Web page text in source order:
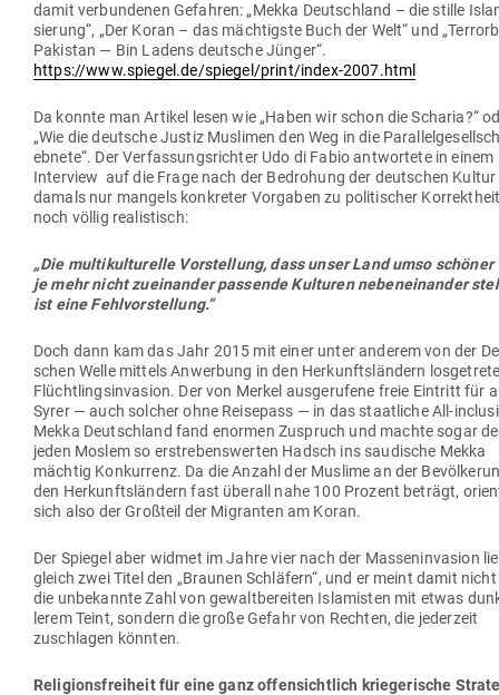
damit ver­bun­denen Gefahren: „Mekka Deutschland – die stille
sierung“, „Der Koran – das mäch­tigste Buch der Welt“ und
Pakistan — Bin Ladens deutsche Jünger“.
https://www.spiegel.de/spiegel/print/index-2007.html
Da konnte man Artikel lesen wie „Haben wir schon die Scharia?“
„Wie die deutsche Justiz Mus­limen den Weg in die
ebnete“. Der Ver­fas­sungs­richter Udo di Fabio ant­wortete in einem
Interview auf die Frage nach der Bedrohung der deut­schen Kultur
damals nur mangels kon­kreter Vor­gaben zu poli­ti­scher
noch völlig realistisch:
„Die mul­ti­kul­tu­relle Vor­stellung, dass unser Land umso schöner
je mehr nicht zuein­ander pas­sende Kul­turen neben­ein­ander
ist eine Fehlvorstellung.“
Doch dann kam das Jahr 2015 mit einer unter anderem von der
schen Welle mittels Anwerbung in den Her­kunfts­ländern
Flücht­lings­in­vasion. Der von Merkel aus­ge­rufene freie Ein­tritt für
Syrer — auch solcher ohne Rei­sepass — in das staat­liche All-
Mekka Deutschland fand enormen Zuspruch und machte sogar
jeden Moslem so erstre­bens­werten Hadsch ins sau­dische Mekka
mächtig Kon­kurrenz. Da die Anzahl der Muslime an der
den Her­kunfts­ländern fast überall nahe 100 Prozent beträgt,
sich also der Großteil der Migranten am Koran.
Der Spiegel aber widmet im Jahre vier nach der Mas­sen­in­vasion
gleich zwei Titel den „Braunen Schläfern“, und er meint damit
die unbe­kannte Zahl von gewalt­be­reiten Isla­misten mit etwas
lerem Teint, sondern die große Gefahr von Rechten, die jederzeit
zuschlagen könnten.
Reli­gi­ons­freiheit für eine ganz offen­sichtlich krie­ge­rische